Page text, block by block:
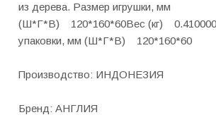
из дерева. Размер игрушки, мм
(Ш*Г*В) 120*160*60Вес (кг)
упаковки, мм (Ш*Г*В) 120*160*60
Производство: ИНДОНЕЗИЯ
Бренд: АНГЛИЯ